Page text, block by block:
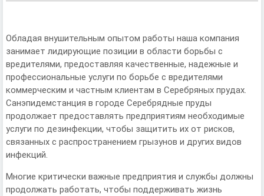
Обладая внушительным опытом работы наша компания
занимает лидирующие позиции в области борьбы с
вредителями, предоставляя качественные, надежные и
профессиональные услуги по борьбе с вредителями
коммерческим и частным клиентам в Серебряных прудах.
Санэпидемстанция в городе Серебрядные пруды
продолжает предоставлять предприятиям необходимые
услуги по дезинфекции, чтобы защитить их от рисков,
связанных с распространением грызунов и других видов
инфекций.
Многие критически важные предприятия и службы должны
продолжать работать, чтобы поддерживать жизнь